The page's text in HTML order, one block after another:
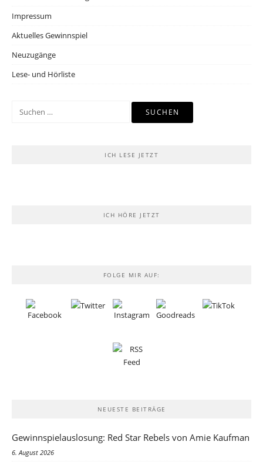
Impressum
Aktuelles Gewinnspiel
Neuzugänge
Lese- und Hörliste
Suchen
ICH LESE JETZT
ICH HÖRE JETZT
FOLGE MIR AUF:
NEUESTE BEITRÄGE
Gewinnspielauslosung: Red Star Rebels von Amie Kaufman
6. August 2026